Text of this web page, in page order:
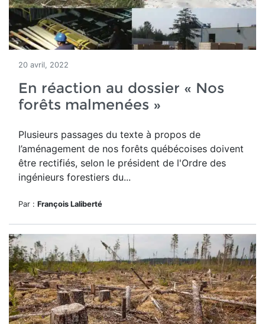
20 avril, 2022
En réaction au dossier « Nos
forêts malmenées »
Plusieurs passages du texte à propos de
l’aménagement de nos forêts québécoises doivent
être rectifiés, selon le président de l'Ordre des
ingénieurs forestiers du...
Par : François Laliberté